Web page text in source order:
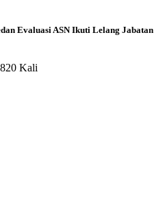
Evaluasi ASN Ikuti Lelang Jabatan
Kali